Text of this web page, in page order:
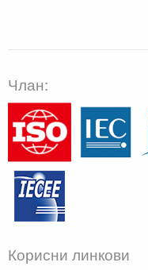
Члан:
Корисни линкови